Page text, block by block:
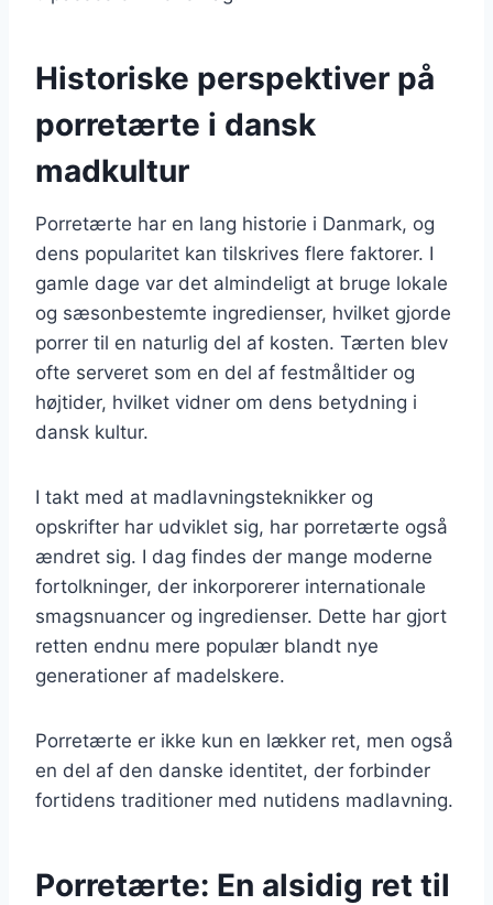
Historiske perspektiver på
porretærte i dansk
madkultur
Porretærte har en lang historie i Danmark, og
dens popularitet kan tilskrives flere faktorer. I
gamle dage var det almindeligt at bruge lokale
og sæsonbestemte ingredienser, hvilket gjorde
porrer til en naturlig del af kosten. Tærten blev
ofte serveret som en del af festmåltider og
højtider, hvilket vidner om dens betydning i
dansk kultur.
I takt med at madlavningsteknikker og
opskrifter har udviklet sig, har porretærte også
ændret sig. I dag findes der mange moderne
fortolkninger, der inkorporerer internationale
smagsnuancer og ingredienser. Dette har gjort
retten endnu mere populær blandt nye
generationer af madelskere.
Porretærte er ikke kun en lækker ret, men også
en del af den danske identitet, der forbinder
fortidens traditioner med nutidens madlavning.
Porretærte: En alsidig ret til